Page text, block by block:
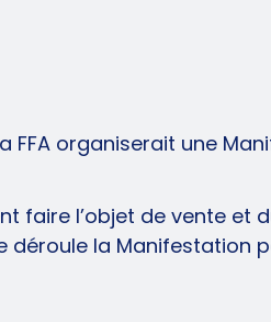
FFA organiserait une
faire l’objet de vente et
la Manifestation